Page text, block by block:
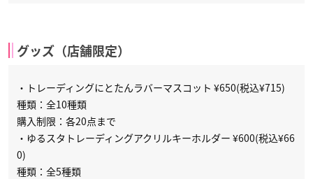
グッズ（店舗限定）
・トレーディングにとたんラバーマスコット ¥650(税込¥715)
種類：全10種類
購入制限：各20点まで
・ゆるスタトレーディングアクリルキーホルダー ¥600(税込¥66
0)
種類：全5種類